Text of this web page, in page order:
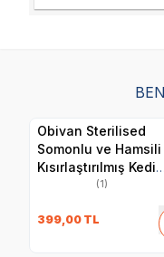
Obivan Sterilised
Somonlu ve Hamsili
Kısırlaştırılmış Kedi
Maması 2 kg
(1)
399,00 TL